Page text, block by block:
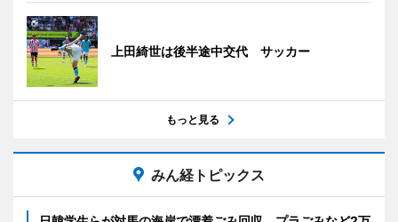
上田綺世は後半途中交代 サッカー
もっと見る
みん経トピックス